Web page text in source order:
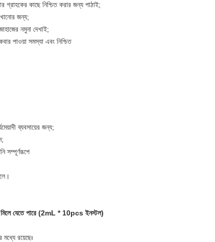
কাছে নিশ্চিত করার জন্য পাঠাই;
জন্য;
নমুনা দেখাই;
পাওয়া সমস্যা এবং নিশ্চিত
ব্যবসায়ের জন্য;
সম্পূর্ণরূপে
মিলে যেতে পারে (2mL * 10pcs ইনস্টল)
মধ্যে রয়েছেঃ